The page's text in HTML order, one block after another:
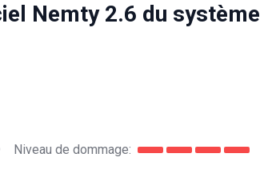
Nemty 2.6 du système
Niveau de dommage: